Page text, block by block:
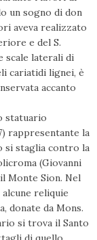
un sogno di don
aveva realizzato
e del S.
scale laterali di
cariatidi lignei, è
accanto
statuario
rappresentante la
si staglia contro la
(Giovanni
Monte Sion. Nel
reliquie
donate da Mons.
si trova il Santo